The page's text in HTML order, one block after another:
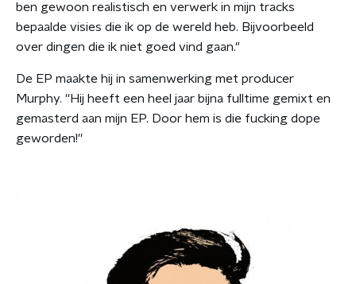
ben gewoon realistisch en verwerk in mijn tracks
bepaalde visies die ik op de wereld heb. Bijvoorbeeld
over dingen die ik niet goed vind gaan."
De EP maakte hij in samenwerking met producer
Murphy. ''Hij heeft een heel jaar bijna fulltime gemixt en
gemasterd aan mijn EP. Door hem is die fucking dope
geworden!''